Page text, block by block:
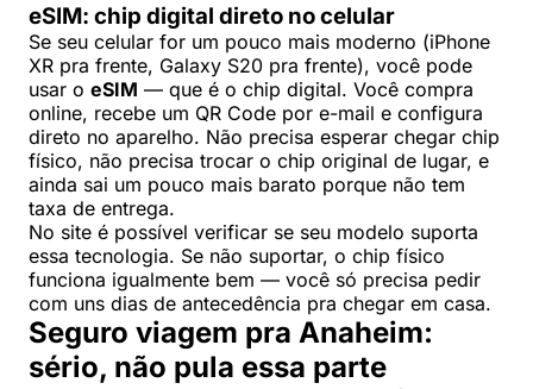
eSIM: chip digital direto no celular
Se seu celular for um pouco mais moderno (iPhone
XR pra frente, Galaxy S20 pra frente), você pode
usar o eSIM — que é o chip digital. Você compra
online, recebe um QR Code por e-mail e configura
direto no aparelho. Não precisa esperar chegar chip
físico, não precisa trocar o chip original de lugar, e
ainda sai um pouco mais barato porque não tem
taxa de entrega.
No site é possível verificar se seu modelo suporta
essa tecnologia. Se não suportar, o chip físico
funciona igualmente bem — você só precisa pedir
com uns dias de antecedência pra chegar em casa.
Seguro viagem pra Anaheim:
sério, não pula essa parte